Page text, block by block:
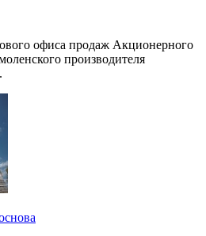
офиса продаж Акционерного
производителя